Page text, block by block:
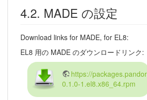
MADE の設定
Download links for MADE, for EL8:
EL8 用の MADE のダウンロードリンク:
https://
0.1.0-1.el8.x86_64.rpm